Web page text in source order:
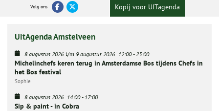
Volg ons Kopij voor UITagenda
UitAgenda Amstelveen
8 augustus 2026 t/m 9 augustus 2026 12:00- 23:00
Michelinchefs keren terug in Amsterdamse Bos tijdens Chefs in
het Bos festival
Sophie
8 augustus 2026 14:00- 17:00
Sip & paint - in Cobra